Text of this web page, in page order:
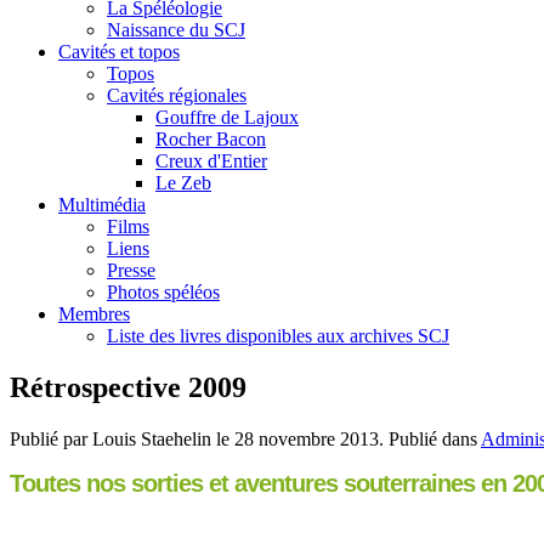
La Spéléologie
Naissance du SCJ
Cavités et topos
Topos
Cavités régionales
Gouffre de Lajoux
Rocher Bacon
Creux d'Entier
Le Zeb
Multimédia
Films
Liens
Presse
Photos spéléos
Membres
Liste des livres disponibles aux archives SCJ
Rétrospective 2009
Publié par Louis Staehelin le 28 novembre 2013. Publié dans
Toutes nos sorties et aventures souterraines en